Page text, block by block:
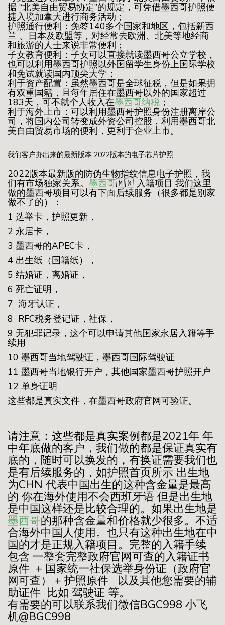
据 “北美自由贸易协定”的规定，可凭借墨西哥护照便
捷入境加拿大进行商务活动；
护照通行便利：免签140多个国家和地区，包括新西
兰 、日本及欧盟等，对经常去欧洲、北美等地经商
和旅游的人士来说非常便利；
子女教育便利：子女可以直接就读墨西哥公立学校，
也可以利用墨西哥护照以外国留学生身份上国际学校
和免试就读国内顶尖大学；
利于资产配置：虽然墨西哥是全球征税，但是如果拥
有双重国籍，且每年居住在墨西哥以外的国家超过
183天，可不就个人收入在墨西哥纳税 ；
利于海外上市：可以利用墨西哥护照身份注册离岸公
司，将国内公司转变成外资公司控股，利用墨西哥北
美自由贸易市场的便利，更利于企业上市。
我们客户办出来的最新版本 2022版本的电子芯片护照
2022版本最新版的防伪生物指纹信息电子护照，我
们有市场独家关系。 墨西哥🇲🇽 入籍项目 我们这里
做的墨西哥项目可以有下面后续服务（很多都是别家
做不了的）：
1 选举卡，护照更新，
2 永居卡，
3 墨西哥的APEC卡，
4 出生纸（国籍纸），
5 结婚证，离婚证，
6 死亡证明，
7 海牙认证，
8 RFC税务登记证，社保，
9 无犯罪记录，这个可以申请其他国家永居入籍等手
续用
10 墨西哥当地驾驶证，墨西哥国际驾驶证
11 墨西哥当地银行开户，其他国家墨西哥护照开户
12 单身证明
这些都是真实文件，在墨西哥政府官网可验证。
请注意：这些都是真实案例都是2021年 年
中年底做的客户，我们做的都是保证真实有
底的，随时可以换发的，有换证需要我们也
是有后续服务的，如护照首页所示 出生地
为CHN 代表中国出生的这种含金量是最高
的 你在海外使用不会西班牙语 但是出生地
是中国这样还是比较合理的。如果出生地是
墨西哥的那种含金量和价格就少很多。不适
合海外中国人使用。也只有这种出生地在中
国的才是正规入籍项目。完整的入籍手续
包含 一整套完整政府官网可查的入籍证书
原件 + 国家统一社保选举身份证（政府官
网可查） + 护照原件 以及其他您需要的辅
助证件 比如 驾驶证 等。
有需要的可以联系我们微信BGC998 小飞
机@BGC998